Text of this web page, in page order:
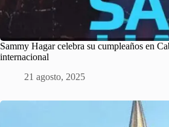
Sammy Hagar celebra su cumpleaños en
internacional
21 agosto, 2025